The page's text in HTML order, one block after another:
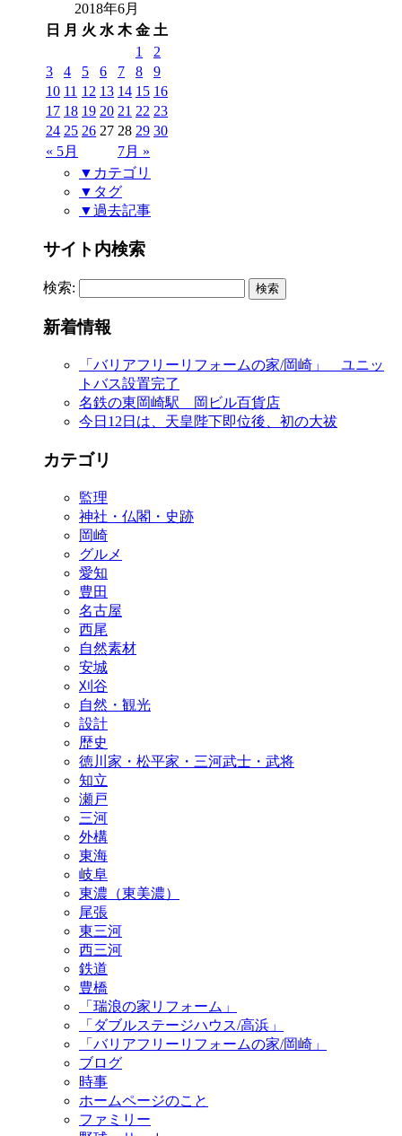
2018年6月
日
月 火 水 木 金 土
« 5月 7月 »
1
2
3
4 5 6 7 8
9
10 11 12 13 14 15 16
17 18 19 20 21 22 23
24 25 26 27 28 29 30
▼カテゴリ
▼タグ
▼過去記事
サイト内検索
検索:
新着情報
「バリアフリーリフォームの家/岡崎」 ユニッ
トバス設置完了
名鉄の東岡崎駅 岡ビル百貨店
今日12日は、天皇陛下即位後、初の大祓
カテゴリ
監理
神社・仏閣・史跡
岡崎
グルメ
愛知
豊田
名古屋
西尾
自然素材
安城
刈谷
自然・観光
設計
歴史
徳川家・松平家・三河武士・武将
知立
瀬戸
三河
外構
東海
岐阜
東濃（東美濃）
尾張
東三河
西三河
鉄道
豊橋
「瑞浪の家リフォーム」
「ダブルステージハウス/高浜」
「バリアフリーリフォームの家/岡崎」
ブログ
時事
ホームページのこと
ファミリー